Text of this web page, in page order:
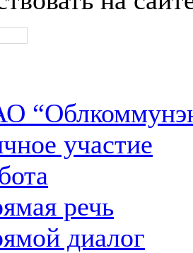
участие
речь
диалог